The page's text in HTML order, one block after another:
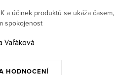
HODNOCENÍ
a účinek produktů se ukáža časem,
spokojenost
Vařáková